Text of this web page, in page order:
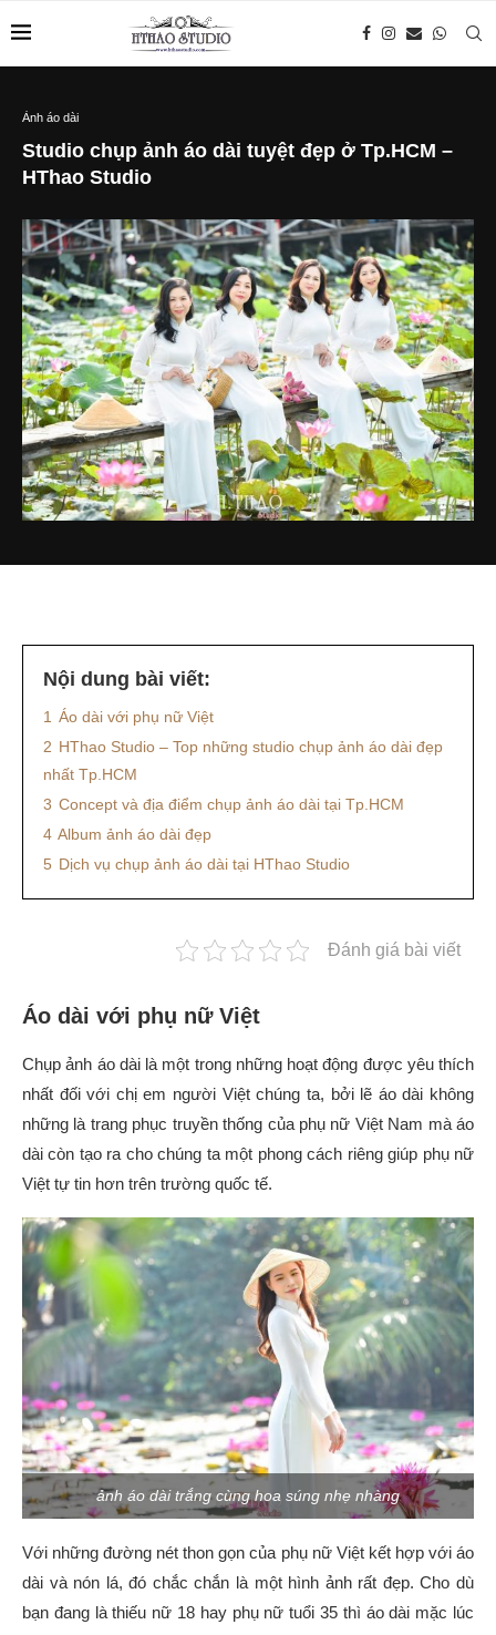
Ảnh áo dài
Studio chụp ảnh áo dài tuyệt đẹp ở Tp.HCM –
HThao Studio
Nội dung bài viết:
1 Áo dài với phụ nữ Việt
2 HThao Studio – Top những studio chụp ảnh áo dài đẹp
nhất Tp.HCM
3 Concept và địa điểm chụp ảnh áo dài tại Tp.HCM
4 Album ảnh áo dài đẹp
5 Dịch vụ chụp ảnh áo dài tại HThao Studio
Đánh giá bài viết
Áo dài với phụ nữ Việt
Chụp ảnh áo dài là một trong những hoạt động được yêu thích
nhất đối với chị em người Việt chúng ta, bởi lẽ áo dài không
những là trang phục truyền thống của phụ nữ Việt Nam mà áo
dài còn tạo ra cho chúng ta một phong cách riêng giúp phụ nữ
Việt tự tin hơn trên trường quốc tế.
ảnh áo dài trắng cùng hoa súng nhẹ nhàng
Với những đường nét thon gọn của phụ nữ Việt kết hợp với áo
dài và nón lá, đó chắc chắn là một hình ảnh rất đẹp. Cho dù
bạn đang là thiếu nữ 18 hay phụ nữ tuổi 35 thì áo dài mặc lúc